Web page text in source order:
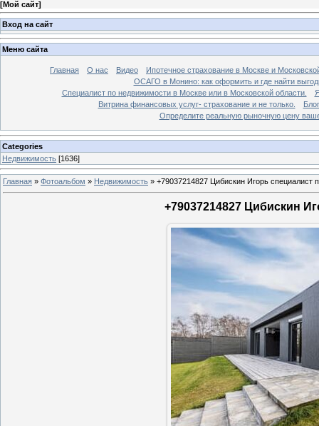
[Мой сайт]
Вход на сайт
Меню сайта
Главная О нас Видео
Ипотечное страхование в Москве и
ОСАГО в Монино: как оформить и где найти
Специалист по недвижимости в Москве или в Московской области.
Витрина финансовых услуг- страхование и не только.
Блог
Определите реальную рыночную цену
Categories
Недвижимость [1636]
Главная » Фотоальбом » Недвижимость » +79037214827 Цибискин Игорь специалист
+79037214827 Цибискин